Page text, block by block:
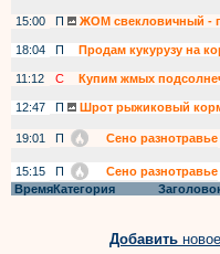
15:00
П
ЖОМ свекловичный -
18:04
П
Продам кукурузу на
11:12
С
Купим жмых
12:47
П Шрот рыжиковый
19:01
П
Сено разнотравье
15:15
П
Сено разнотравье
ВремяКатегория
Добавить